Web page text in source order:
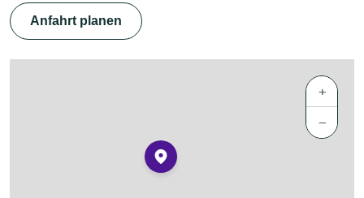
Anfahrt planen
+
−